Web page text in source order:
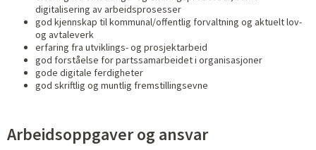
digitalisering av arbeidsprosesser
god kjennskap til kommunal/offentlig forvaltning og aktuelt lov-
og avtaleverk
erfaring fra utviklings- og prosjektarbeid
god forståelse for partssamarbeidet i organisasjoner
gode digitale ferdigheter
god skriftlig og muntlig fremstillingsevne
Arbeidsoppgaver og ansvar